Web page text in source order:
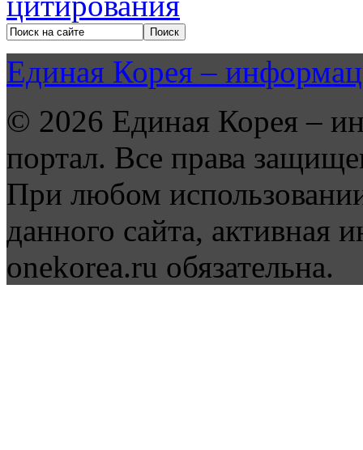
Единая Корея –
© 2026 Единая Корея –
портал. Все права
При любом
данного сайта, активная
onekorea.ru обязательна.